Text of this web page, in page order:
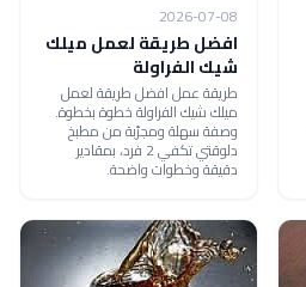
2026-07-08
افضل طريقة لعمل ميلك
شيك الفراولة
طريقة عمل افضل طريقة لعمل
ميلك شيك الفراولة خطوة بخطوة.
وصفة سهلة ومجرّبة من مطبخ
دلوقتي تكفي 2 فرد، بمقادير
دقيقة وخطوات واضحة.